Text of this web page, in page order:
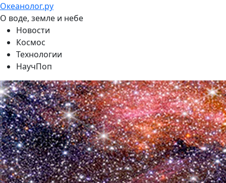
Океанолог.ру
О воде, земле и небе
Новости
Космос
Технологии
НаучПоп